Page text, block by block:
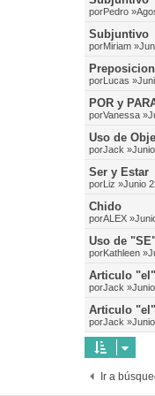
porPedro
Subjuntivo
porMiriam
porLucas
POR y
porVanessa
Uso de
porJack
Ser y Estar
porLiz »Junio
Chido
porALEX
Uso de
porKathleen
Articulo "el"
porJack
Articulo "el"
porJack
Ir a